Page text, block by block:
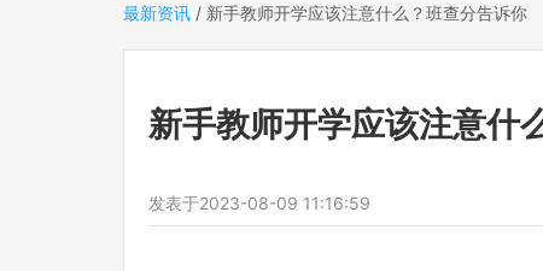
最新资讯 / 新手教师开学应该注意什么？班查分告诉你
新手教师开学应该注意什
发表于2023-08-09 11:16:59